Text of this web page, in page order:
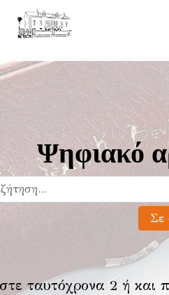
Ψηφιακό
ταυτόχρονα 2 ή και